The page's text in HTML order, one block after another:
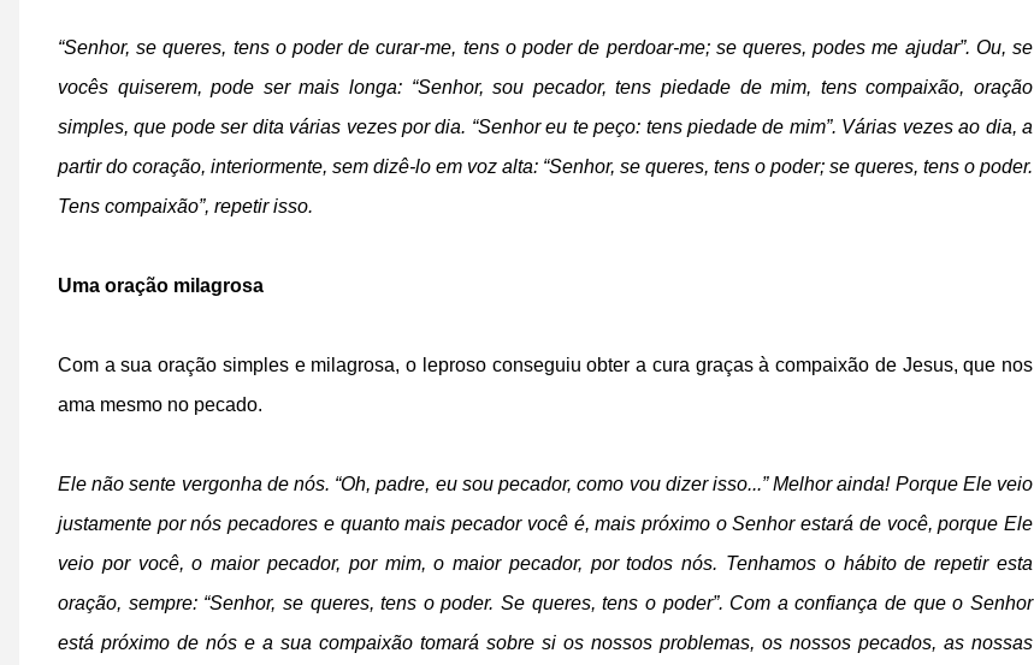
“Senhor, se queres, tens o poder de curar-me, tens o poder de perdoar-me; se queres, podes me ajudar”. Ou, se
vocês quiserem, pode ser mais longa: “Senhor, sou pecador, tens piedade de mim, tens compaixão, oração
simples, que pode ser dita várias vezes por dia. “Senhor eu te peço: tens piedade de mim”. Várias vezes ao dia, a
partir do coração, interiormente, sem dizê-lo em voz alta: “Senhor, se queres, tens o poder; se queres, tens o poder.
Tens compaixão”, repetir isso.
Uma oração milagrosa
Com a sua oração simples e milagrosa, o leproso conseguiu obter a cura graças à compaixão de Jesus, que nos
ama mesmo no pecado.
Ele não sente vergonha de nós. “Oh, padre, eu sou pecador, como vou dizer isso...” Melhor ainda! Porque Ele veio
justamente por nós pecadores e quanto mais pecador você é, mais próximo o Senhor estará de você, porque Ele
veio por você, o maior pecador, por mim, o maior pecador, por todos nós. Tenhamos o hábito de repetir esta
oração, sempre: “Senhor, se queres, tens o poder. Se queres, tens o poder”. Com a confiança de que o Senhor
está próximo de nós e a sua compaixão tomará sobre si os nossos problemas, os nossos pecados, as nossas